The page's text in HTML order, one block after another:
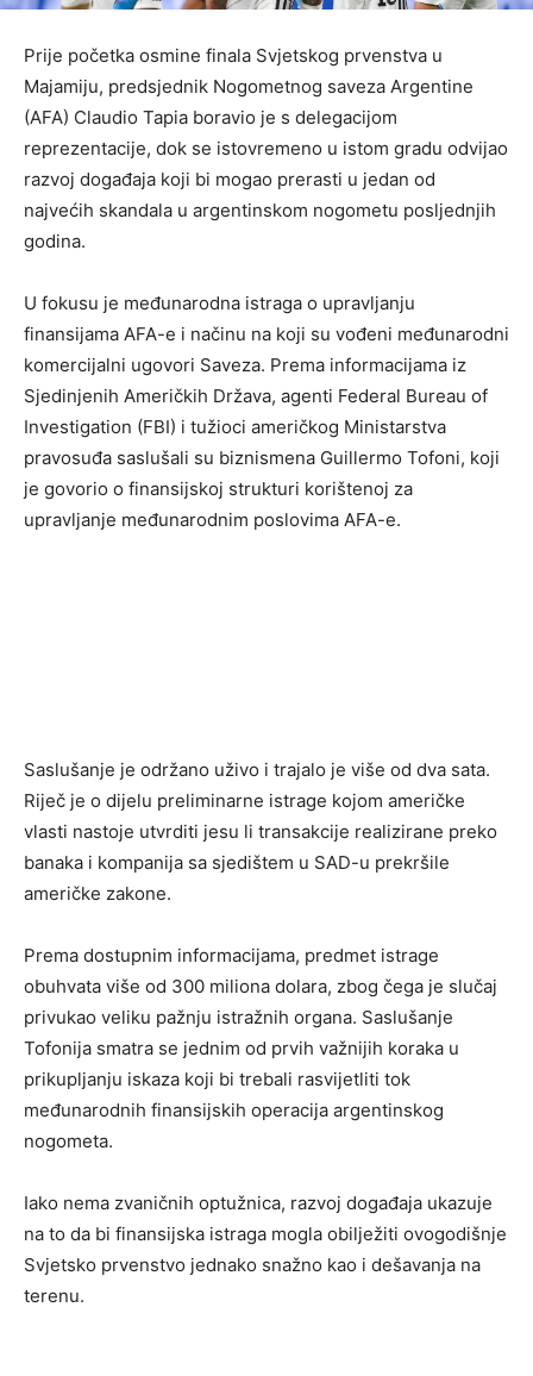
Prije početka osmine finala Svjetskog prvenstva u
Majamiju, predsjednik Nogometnog saveza Argentine
(AFA) Claudio Tapia boravio je s delegacijom
reprezentacije, dok se istovremeno u istom gradu odvijao
razvoj događaja koji bi mogao prerasti u jedan od
najvećih skandala u argentinskom nogometu posljednjih
godina.
U fokusu je međunarodna istraga o upravljanju
finansijama AFA-e i načinu na koji su vođeni međunarodni
komercijalni ugovori Saveza. Prema informacijama iz
Sjedinjenih Američkih Država, agenti Federal Bureau of
Investigation (FBI) i tužioci američkog Ministarstva
pravosuđa saslušali su biznismena Guillermo Tofoni, koji
je govorio o finansijskoj strukturi korištenoj za
upravljanje međunarodnim poslovima AFA-e.
Saslušanje je održano uživo i trajalo je više od dva sata.
Riječ je o dijelu preliminarne istrage kojom američke
vlasti nastoje utvrditi jesu li transakcije realizirane preko
banaka i kompanija sa sjedištem u SAD-u prekršile
američke zakone.
Prema dostupnim informacijama, predmet istrage
obuhvata više od 300 miliona dolara, zbog čega je slučaj
privukao veliku pažnju istražnih organa. Saslušanje
Tofonija smatra se jednim od prvih važnijih koraka u
prikupljanju iskaza koji bi trebali rasvijetliti tok
međunarodnih finansijskih operacija argentinskog
nogometa.
Iako nema zvaničnih optužnica, razvoj događaja ukazuje
na to da bi finansijska istraga mogla obilježiti ovogodišnje
Svjetsko prvenstvo jednako snažno kao i dešavanja na
terenu.